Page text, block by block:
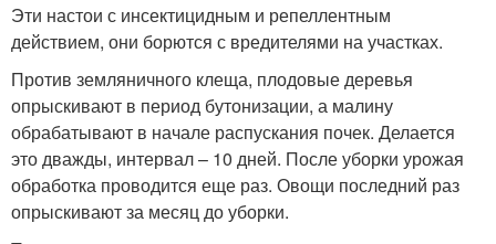
Эти настои с инсектицидным и репеллентным
действием, они борются с вредителями на участках.
Против земляничного клеща, плодовые деревья
опрыскивают в период бутонизации, а малину
обрабатывают в начале распускания почек. Делается
это дважды, интервал – 10 дней. После уборки урожая
обработка проводится еще раз. Овощи последний раз
опрыскивают за месяц до уборки.